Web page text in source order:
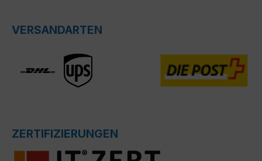
VERSANDARTEN
ZERTIFIZIERUNGEN